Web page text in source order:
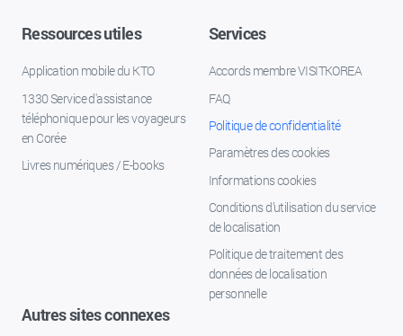
Ressources utiles
Application mobile du KTO
1330 Service d'assistance
téléphonique pour les voyageurs
en Corée
Livres numériques / E-books
Services
Accords membre VISITKOREA
FAQ
Politique de confidentialité
Paramètres des cookies
Informations cookies
Conditions d’utilisation du service
de localisation
Politique de traitement des
données de localisation
personnelle
Autres sites connexes